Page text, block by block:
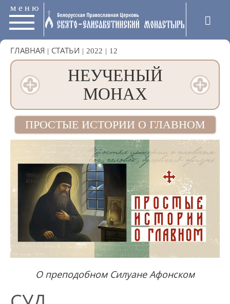
меню
ГЛАВНАЯ | СТАТЬИ | 2022 | 12
НЕУЧЕНЫЙ
МОНАХ
ПРОСТЫЕ ИСТОРИИ О ГЛАВНОМ
О преподобном Силуане Афонском